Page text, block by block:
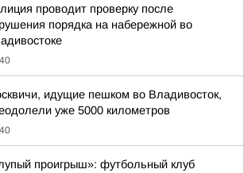
проводит проверку после
порядка на набережной во
идущие пешком во Владивосток,
уже 5000 километров
проигрыш»: футбольный клуб